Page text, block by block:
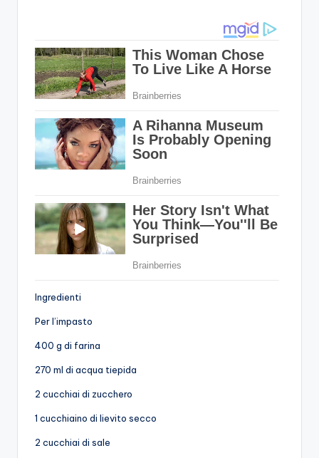
Ingredienti
Per l’impasto
400 g di farina
270 ml di acqua tiepida
2 cucchiai di zucchero
1 cucchiaino di lievito secco
2 cucchiai di sale